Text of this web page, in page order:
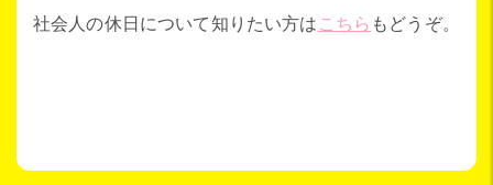
社会人の休日について知りたい方は こちら もどうぞ。